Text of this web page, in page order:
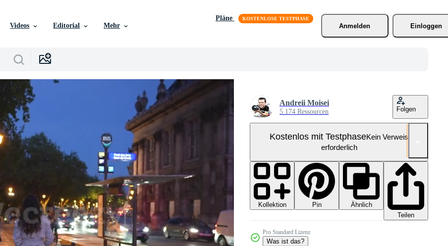
Videos Editorial Mehr
Pläne
Anmelden
Einloggen
Andreii Moisei
5.174 Ressourcen Folgen
Kostenlos mit TestphaseKein Verweis
erforderlich
Kollektion Pin
Ähnlich
Teilen
Pro Standard Lizenz
Was ist das?